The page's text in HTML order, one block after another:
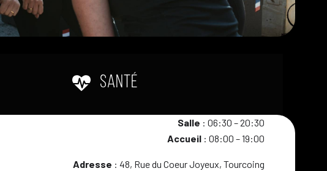
SANTÉ
Salle : 06:30 – 20:30
Accueil : 08:00 – 19:00
Adresse : 48, Rue du Coeur Joyeux, Tourcoing